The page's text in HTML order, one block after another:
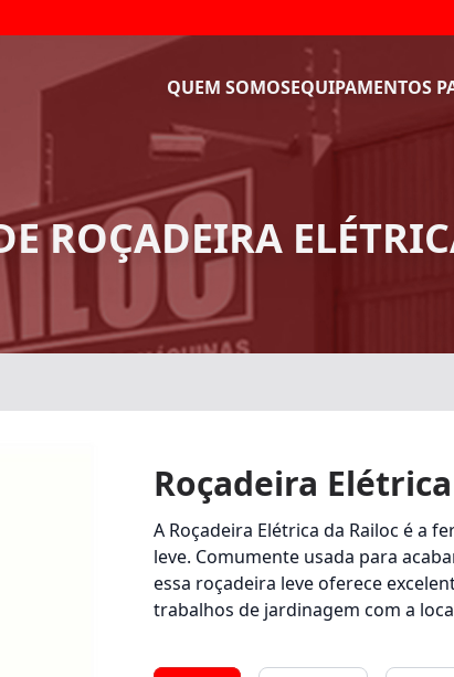
QUEM SOMOSEQUIPAMENTOS
ROÇADEIRA
Roçadeira Elétrica
A Roçadeira Elétrica da Railoc é a
leve. Comumente usada para
essa roçadeira leve oferece
trabalhos de jardinagem com a